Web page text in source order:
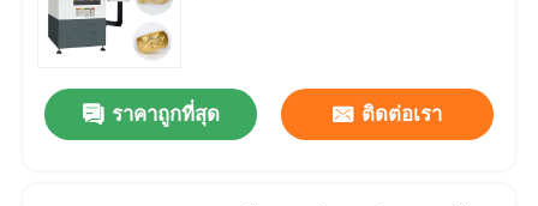
เครื่อง CNC อุตสาหกรรม
ราคาถูกที่สุด ติดต่อเรา